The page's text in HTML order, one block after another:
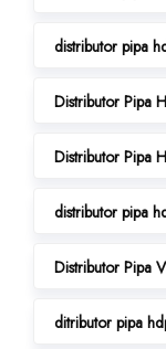
distributor pipa
Distributor Pipa
Distributor Pipa
distributor pipa
Distributor Pipa
ditributor pipa